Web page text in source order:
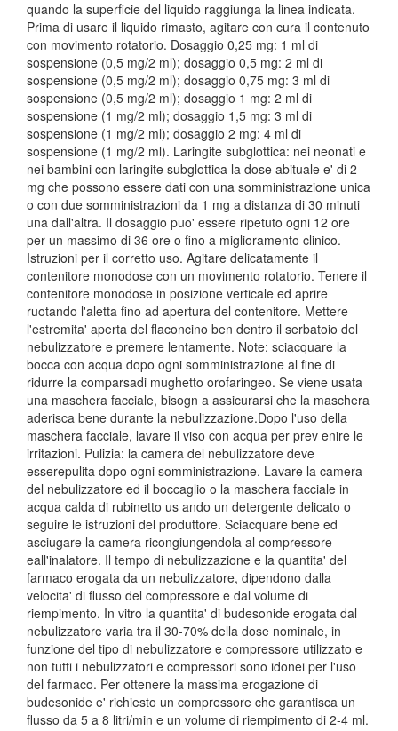
quando la superficie del liquido raggiunga la linea indicata.
Prima di usare il liquido rimasto, agitare con cura il contenuto
con movimento rotatorio. Dosaggio 0,25 mg: 1 ml di
sospensione (0,5 mg/2 ml); dosaggio 0,5 mg: 2 ml di
sospensione (0,5 mg/2 ml); dosaggio 0,75 mg: 3 ml di
sospensione (0,5 mg/2 ml); dosaggio 1 mg: 2 ml di
sospensione (1 mg/2 ml); dosaggio 1,5 mg: 3 ml di
sospensione (1 mg/2 ml); dosaggio 2 mg: 4 ml di
sospensione (1 mg/2 ml). Laringite subglottica: nei neonati e
nei bambini con laringite subglottica la dose abituale e' di 2
mg che possono essere dati con una somministrazione unica
o con due somministrazioni da 1 mg a distanza di 30 minuti
una dall'altra. Il dosaggio puo' essere ripetuto ogni 12 ore
per un massimo di 36 ore o fino a miglioramento clinico.
Istruzioni per il corretto uso. Agitare delicatamente il
contenitore monodose con un movimento rotatorio. Tenere il
contenitore monodose in posizione verticale ed aprire
ruotando l'aletta fino ad apertura del contenitore. Mettere
l'estremita' aperta del flaconcino ben dentro il serbatoio del
nebulizzatore e premere lentamente. Note: sciacquare la
bocca con acqua dopo ogni somministrazione al fine di
ridurre la comparsadi mughetto orofaringeo. Se viene usata
una maschera facciale, bisogn a assicurarsi che la maschera
aderisca bene durante la nebulizzazione.Dopo l'uso della
maschera facciale, lavare il viso con acqua per prev enire le
irritazioni. Pulizia: la camera del nebulizzatore deve
esserepulita dopo ogni somministrazione. Lavare la camera
del nebulizzatore ed il boccaglio o la maschera facciale in
acqua calda di rubinetto us ando un detergente delicato o
seguire le istruzioni del produttore. Sciacquare bene ed
asciugare la camera ricongiungendola al compressore
eall'inalatore. Il tempo di nebulizzazione e la quantita' del
farmaco erogata da un nebulizzatore, dipendono dalla
velocita' di flusso del compressore e dal volume di
riempimento. In vitro la quantita' di budesonide erogata dal
nebulizzatore varia tra il 30-70% della dose nominale, in
funzione del tipo di nebulizzatore e compressore utilizzato e
non tutti i nebulizzatori e compressori sono idonei per l'uso
del farmaco. Per ottenere la massima erogazione di
budesonide e' richiesto un compressore che garantisca un
flusso da 5 a 8 litri/min e un volume di riempimento di 2-4 ml.